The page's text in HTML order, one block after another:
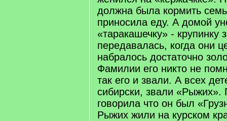
должна была кормить
приносила еду. А домой
«таракашечку» - крупинку
передавалась, когда они
набралось достаточно
Фамилии его никто не
так его и звали. А всех
сибирски, звали «Рыжих».
говорила что он был
Рыжих жили на курском